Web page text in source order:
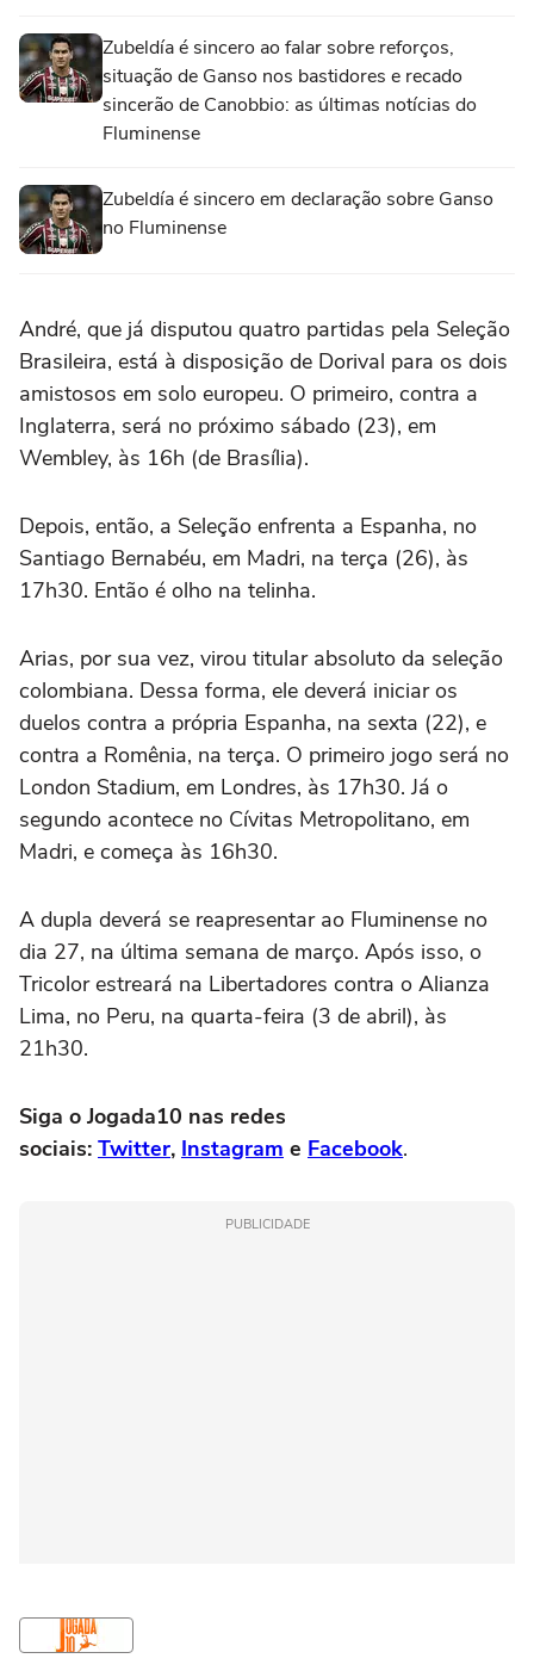
Zubeldía é sincero ao falar sobre reforços,
situação de Ganso nos bastidores e recado
sincerão de Canobbio: as últimas notícias do
Fluminense
Zubeldía é sincero em declaração sobre Ganso
no Fluminense
André, que já disputou quatro partidas pela Seleção
Brasileira, está à disposição de Dorival para os dois
amistosos em solo europeu. O primeiro, contra a
Inglaterra, será no próximo sábado (23), em
Wembley, às 16h (de Brasília).
Depois, então, a Seleção enfrenta a Espanha, no
Santiago Bernabéu, em Madri, na terça (26), às
17h30. Então é olho na telinha.
Arias, por sua vez, virou titular absoluto da seleção
colombiana. Dessa forma, ele deverá iniciar os
duelos contra a própria Espanha, na sexta (22), e
contra a Romênia, na terça. O primeiro jogo será no
London Stadium, em Londres, às 17h30. Já o
segundo acontece no Cívitas Metropolitano, em
Madri, e começa às 16h30.
A dupla deverá se reapresentar ao Fluminense no
dia 27, na última semana de março. Após isso, o
Tricolor estreará na Libertadores contra o Alianza
Lima, no Peru, na quarta-feira (3 de abril), às
21h30.
Siga o Jogada10 nas redes
sociais: Twitter, Instagram e Facebook.
PUBLICIDADE